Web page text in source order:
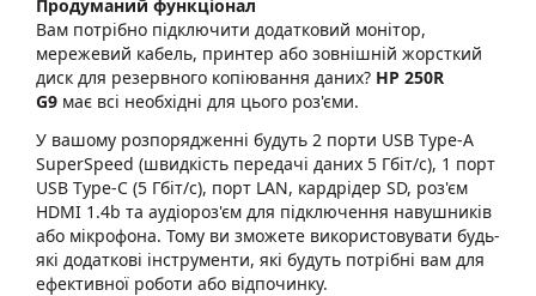
Продуманий функціонал
Вам потрібно підключити додатковий монітор,
мережевий кабель, принтер або зовнішній жорсткий
диск для резервного копіювання даних? HP 250R
G9 має всі необхідні для цього роз'єми.
У вашому розпорядженні будуть 2 порти USB Type-A
SuperSpeed (швидкість передачі даних 5 Гбіт/с), 1 порт
USB Type-C (5 Гбіт/с), порт LAN, кардрідер SD, роз'єм
HDMI 1.4b та аудіороз'єм для підключення навушників
або мікрофона. Тому ви зможете використовувати будь-
які додаткові інструменти, які будуть потрібні вам для
ефективної роботи або відпочинку.